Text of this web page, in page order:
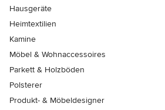
Hausgeräte
Heimtextilien
Kamine
Möbel & Wohnaccessoires
Parkett & Holzböden
Polsterer
Produkt- & Möbeldesigner